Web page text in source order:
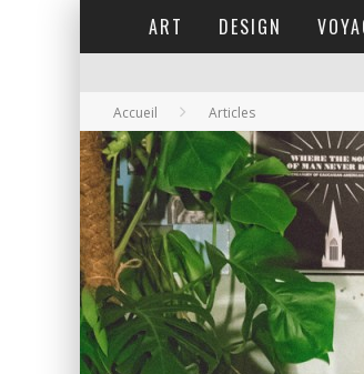
ART DESIGN
Accueil Articles